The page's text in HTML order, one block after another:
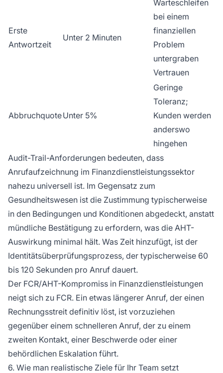
Erste
Antwortzeit
Unter 2 Minuten
Warteschleifen
bei einem
finanziellen
Problem
untergraben
Vertrauen
AbbruchquoteUnter 5%
Geringe
Toleranz;
Kunden werden
anderswo
hingehen
Audit-Trail-Anforderungen bedeuten, dass
Anrufaufzeichnung im Finanzdienstleistungssektor
nahezu universell ist. Im Gegensatz zum
Gesundheitswesen ist die Zustimmung typischerweise
in den Bedingungen und Konditionen abgedeckt, anstatt
mündliche Bestätigung zu erfordern, was die AHT-
Auswirkung minimal hält. Was Zeit hinzufügt, ist der
Identitätsüberprüfungsprozess, der typischerweise 60
bis 120 Sekunden pro Anruf dauert.
Der FCR/AHT-Kompromiss in Finanzdienstleistungen
neigt sich zu FCR. Ein etwas längerer Anruf, der einen
Rechnungsstreit definitiv löst, ist vorzuziehen
gegenüber einem schnelleren Anruf, der zu einem
zweiten Kontakt, einer Beschwerde oder einer
behördlichen Eskalation führt.
6. Wie man realistische Ziele für Ihr Team setzt